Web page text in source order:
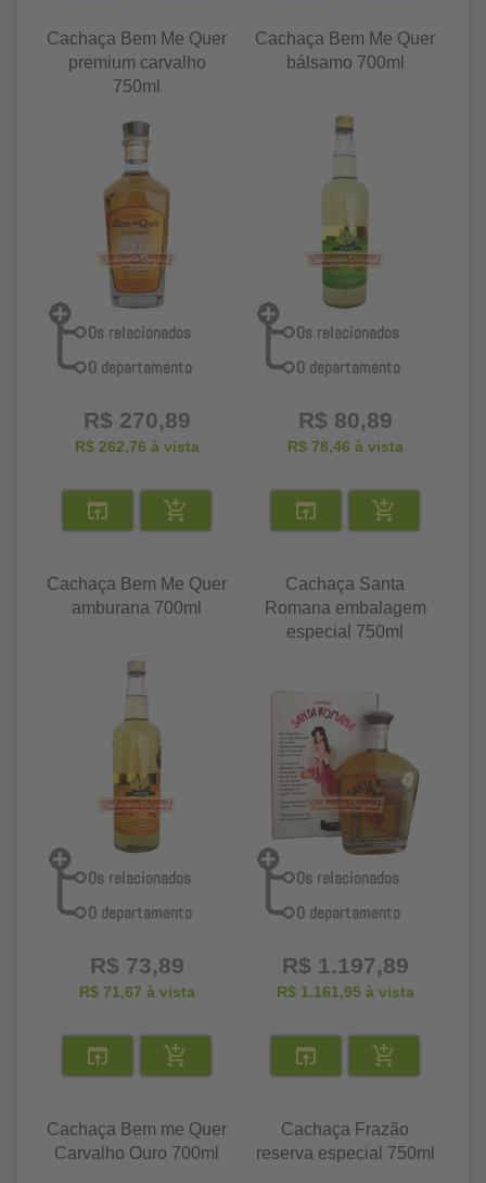
Cachaça Bem Me Quer
premium carvalho
750ml
R$ 270,89
R$ 262,76 à vista
Cachaça Bem Me Quer
bálsamo 700ml
R$ 80,89
R$ 78,46 à vista
Cachaça Bem Me Quer
amburana 700ml
R$ 73,89
R$ 71,67 à vista
Cachaça Santa
Romana embalagem
especial 750ml
R$ 1.197,89
R$ 1.161,95à vista
Cachaça Bem me Quer
Carvalho Ouro 700ml
Cachaça Frazão
reserva especial 750ml